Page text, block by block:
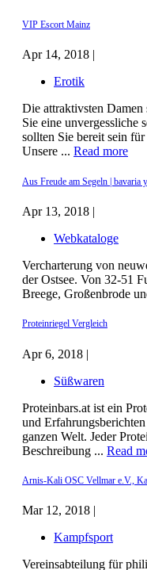
VIP Escort Mainz
Apr 14, 2018 |
Erotik
Die attraktivsten
Sie eine unvergessliche
sollten Sie bereit sein
Unsere ... Read more
Aus Freude am Segeln | bavaria
Apr 13, 2018 |
Webkataloge
Vercharterung von
der Ostsee. Von 32-51
Breege, Großenbrode
Proteinriegel Vergleich
Apr 6, 2018 |
Süßwaren
Proteinbars.at ist ein
und
ganzen Welt. Jeder
Beschreibung ... Read
Arnis-Kali OSC Vellmar e.V.,
Mar 12, 2018 |
Kampfsport
Vereinsabteilung für